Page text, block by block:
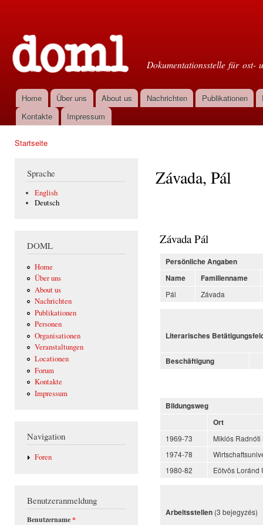
Dokumentationsstelle für ost-
Hauptmenü
Home Über uns About us Nachrichten Publikationen
Kontakte
Impressum
Startseite
Sprache
English
Deutsch
DOML
Home
Über uns
About us
Nachrichten
Publikationen
Personen
Organisationen
Veranstaltungen
Locationen
Forum
Kontakte
Impressum
Navigation
Foren
Benutzeranmeldung
Benutzername*
Závada, Pál
Závada Pál
Persönliche Angaben
Name
Familienname
Pál
Závada
Literarisches
Beschäftigung
Bildungsweg
Ort
1969-73
Miklós
1974-78
1980-82
Eötvös Loránd
Arbeitsstellen (3 bejegyzés)